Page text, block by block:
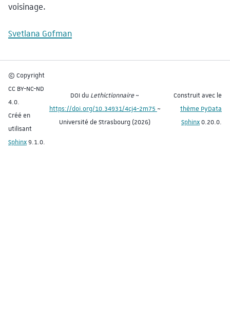
voisinage.
Svetlana Gofman
© Copyright
CC BY-NC-ND
4.0.
Créé en
utilisant
Sphinx9.1.0.
DOI du Lethictionnaire~
https://doi.org/10.34931/4cj4-2m75 ~
Université de Strasbourg (2026)
Construit avec le
thème PyData
Sphinx0.20.0.